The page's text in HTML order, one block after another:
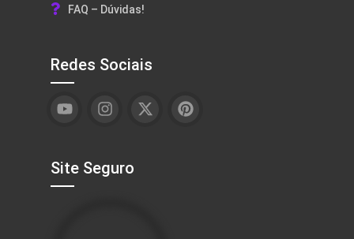
FAQ – Dúvidas!
Redes Sociais
Site Seguro